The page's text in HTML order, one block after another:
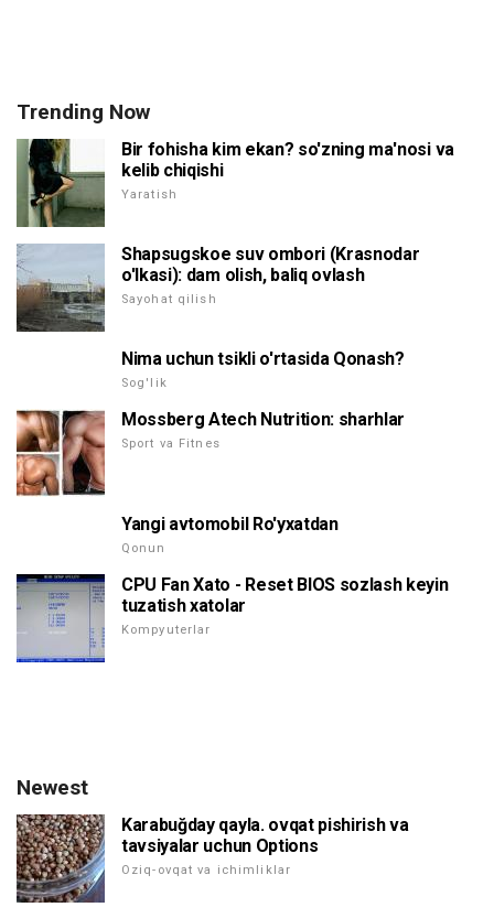
Trending Now
Bir fohisha kim ekan? so'zning ma'nosi va
kelib chiqishi
Yaratish
Shapsugskoe suv ombori (Krasnodar
o'lkasi): dam olish, baliq ovlash
Sayohat qilish
Nima uchun tsikli o'rtasida Qonash?
Sog'lik
Mossberg Atech Nutrition: sharhlar
Sport va Fitnes
Yangi avtomobil Ro'yxatdan
Qonun
CPU Fan Xato - Reset BIOS sozlash keyin
tuzatish xatolar
Kompyuterlar
Newest
Karabuğday qayla. ovqat pishirish va
tavsiyalar uchun Options
Oziq-ovqat va ichimliklar